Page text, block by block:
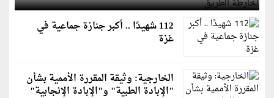
112 شهيدًا .. أكبر جنازة جماعية في
غزة
الخارجية: وثيقة المقررة الأممية بشأن
"الإبادة الطبية" و"الإبادة الإنجابية"